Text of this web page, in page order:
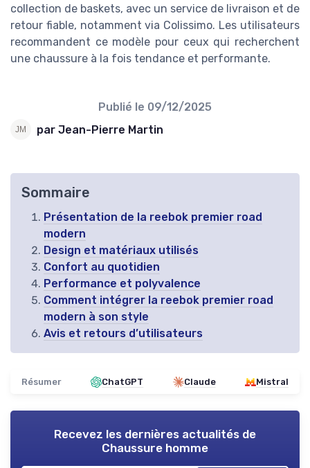
collection de baskets, avec un service de livraison et de
retour fiable, notamment via Colissimo. Les utilisateurs
recommandent ce modèle pour ceux qui recherchent
une chaussure à la fois tendance et performante.
Publié le 09/12/2025
par Jean-Pierre Martin
Sommaire
Présentation de la reebok premier road
modern
Design et matériaux utilisés
Confort au quotidien
Performance et polyvalence
Comment intégrer la reebok premier road
modern à son style
Avis et retours d’utilisateurs
Résumer ChatGPT Claude Mistral
Recevez les dernières actualités de
Chaussure homme